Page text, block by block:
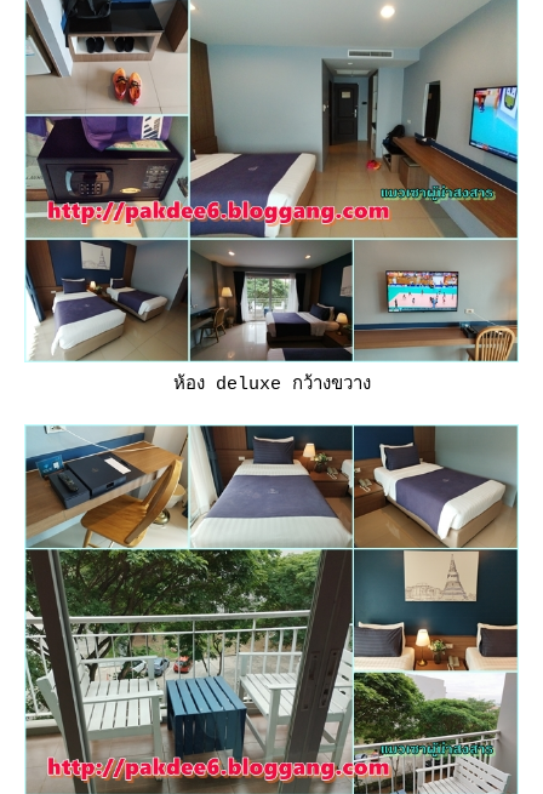
ห้อง deluxe กว้างขวาง